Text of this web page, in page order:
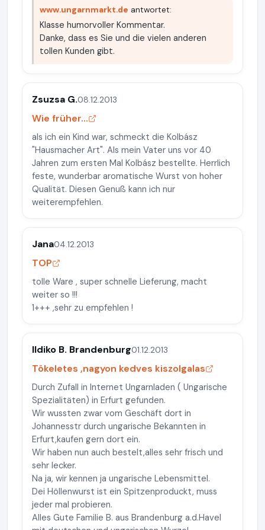
www.ungarnmarkt.de antwortet:
Klasse humorvoller Kommentar.
Danke, dass es Sie und die vielen anderen
tollen Kunden gibt.
Zsuzsa G.08.12.2013
Wie früher...
als ich ein Kind war, schmeckt die Kolbász
"Hausmacher Art". Als mein Vater uns vor 40
Jahren zum ersten Mal Kolbász bestellte. Herrlich
feste, wunderbar aromatische Wurst von hoher
Qualität. Diesen Genuß kann ich nur
weiterempfehlen.
Jana04.12.2013
TOP
tolle Ware , super schnelle Lieferung, macht
weiter so !!!
1+++ ,sehr zu empfehlen !
Ildiko B. Brandenburg01.12.2013
Tökeletes ,nagyon kedves kiszolgalas
Durch Zufall in Internet Ungarnladen ( Ungarische
Spezialitäten) in Erfurt gefunden.
Wir wussten zwar vom Geschäft dort in
Johannesstr durch ungarische Bekannten in
Erfurt,kaufen gern dort ein.
Wir haben nun auch bestelt,alles sehr frisch und
sehr lecker.
Na ja, wir kennen ja ungarische Lebensmittel.
Dei Höllenwurst ist ein Spitzenproduckt, muss
jeder mal probieren.
Alles Gute Familie B. aus Brandenburg a.d.Havel